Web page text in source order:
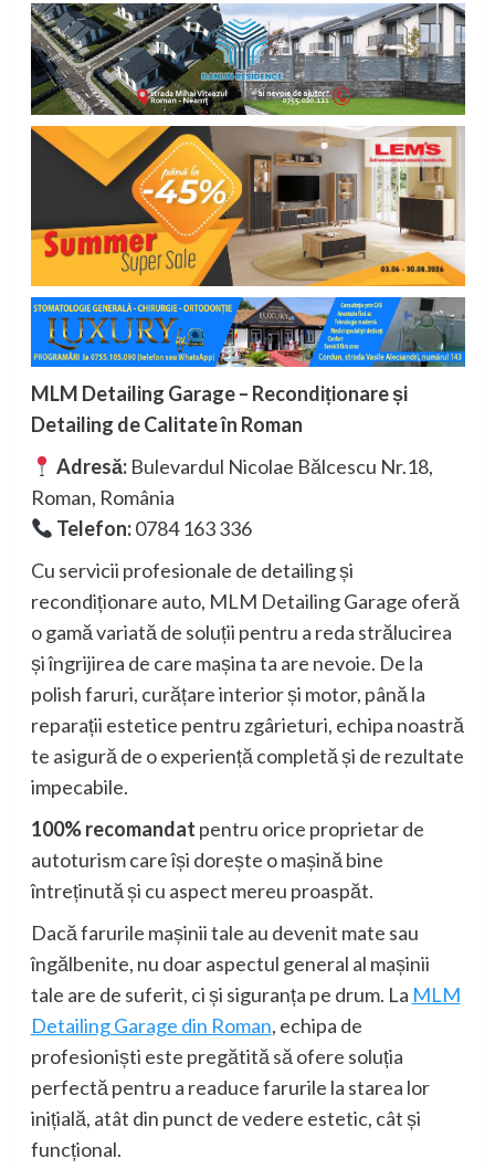
MLM Detailing Garage – Recondiționare și
Detailing de Calitate în Roman
Adresă: Bulevardul Nicolae Bălcescu Nr.18,
Roman, România
Telefon:0784 163 336
Cu servicii profesionale de detailing și
recondiționare auto, MLM Detailing Garage oferă
o gamă variată de soluții pentru a reda strălucirea
și îngrijirea de care mașina ta are nevoie. De la
polish faruri, curățare interior și motor, până la
reparații estetice pentru zgârieturi, echipa noastră
te asigură de o experiență completă și de rezultate
impecabile.
100% recomandat pentru orice proprietar de
autoturism care își dorește o mașină bine
întreținută și cu aspect mereu proaspăt.
Dacă farurile mașinii tale au devenit mate sau
îngălbenite, nu doar aspectul general al mașinii
tale are de suferit, ci și siguranța pe drum. La MLM
Detailing Garage din Roman, echipa de
profesioniști este pregătită să ofere soluția
perfectă pentru a readuce farurile la starea lor
inițială, atât din punct de vedere estetic, cât și
funcțional.